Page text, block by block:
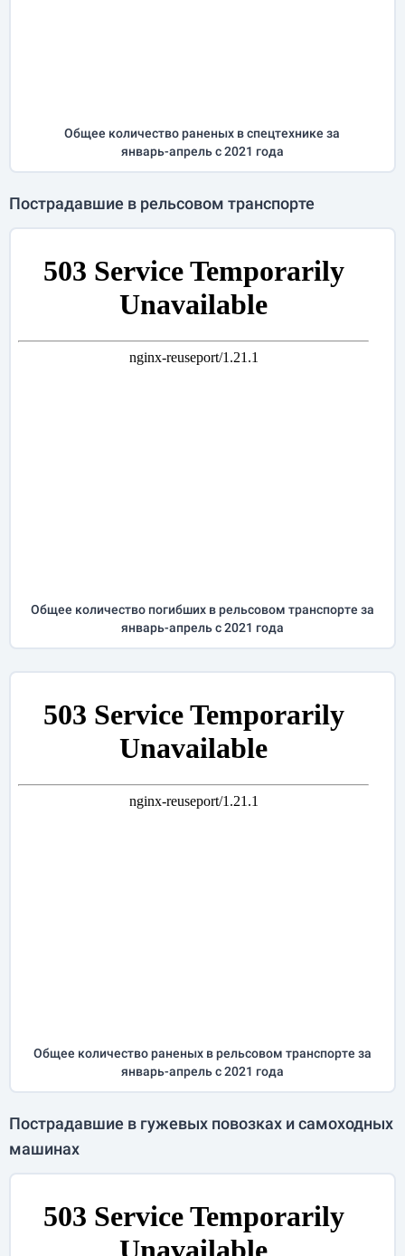
Общее количество раненых в спецтехнике за
январь-апрельс 2021 года
Пострадавшие в рельсовом транспорте
Общее количество погибших в рельсовом транспорте за
январь-апрельс 2021 года
Общее количество раненых в рельсовом транспорте за
январь-апрельс 2021 года
Пострадавшие в гужевых повозках и самоходных
машинах